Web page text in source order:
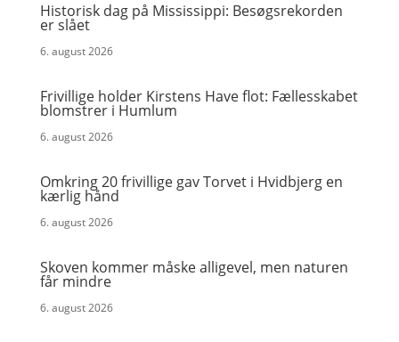
Historisk dag på Mississippi: Besøgsrekorden
er slået
6. august 2026
Frivillige holder Kirstens Have flot: Fællesskabet
blomstrer i Humlum
6. august 2026
Omkring 20 frivillige gav Torvet i Hvidbjerg en
kærlig hånd
6. august 2026
Skoven kommer måske alligevel, men naturen
får mindre
6. august 2026